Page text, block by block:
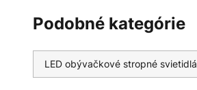
Podobné kategórie
LED obývačkové stropné svietidlá